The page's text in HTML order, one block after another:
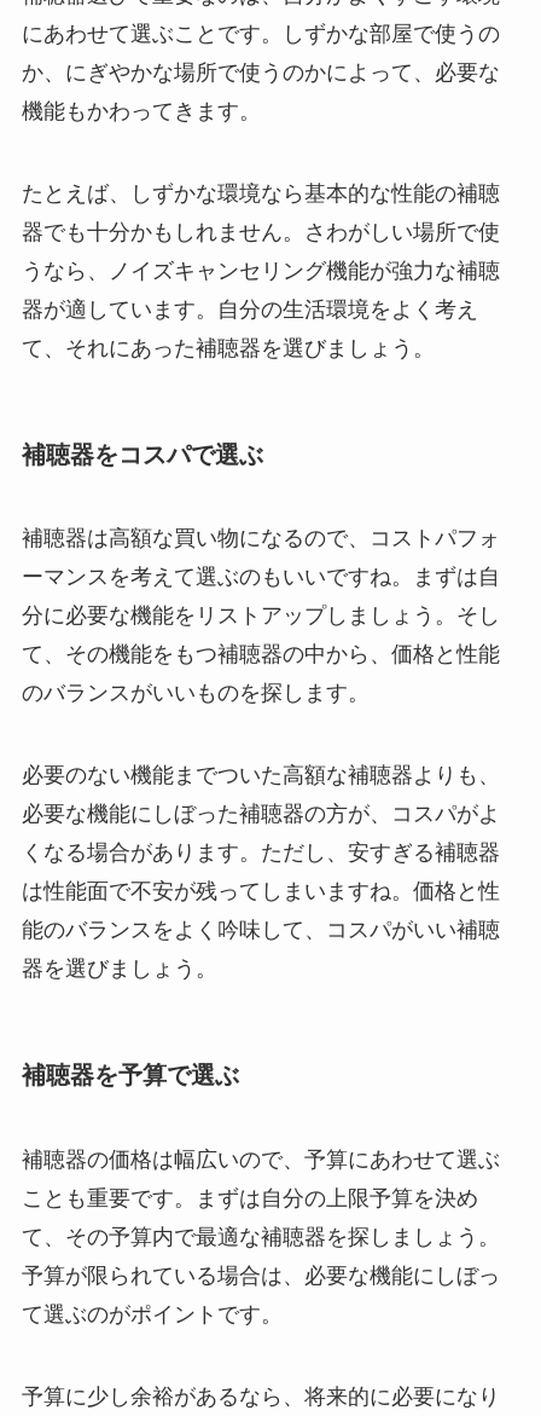
にあわせて選ぶことです。しずかな部屋で使うの
か、にぎやかな場所で使うのかによって、必要な
機能もかわってきます。
たとえば、しずかな環境なら基本的な性能の補聴
器でも十分かもしれません。さわがしい場所で使
うなら、ノイズキャンセリング機能が強力な補聴
器が適しています。自分の生活環境をよく考え
て、それにあった補聴器を選びましょう。
補聴器をコスパで選ぶ
補聴器は高額な買い物になるので、コストパフォ
ーマンスを考えて選ぶのもいいですね。まずは自
分に必要な機能をリストアップしましょう。そし
て、その機能をもつ補聴器の中から、価格と性能
のバランスがいいものを探します。
必要のない機能までついた高額な補聴器よりも、
必要な機能にしぼった補聴器の方が、コスパがよ
くなる場合があります。ただし、安すぎる補聴器
は性能面で不安が残ってしまいますね。価格と性
能のバランスをよく吟味して、コスパがいい補聴
器を選びましょう。
補聴器を予算で選ぶ
補聴器の価格は幅広いので、予算にあわせて選ぶ
ことも重要です。まずは自分の上限予算を決め
て、その予算内で最適な補聴器を探しましょう。
予算が限られている場合は、必要な機能にしぼっ
て選ぶのがポイントです。
予算に少し余裕があるなら、将来的に必要になり